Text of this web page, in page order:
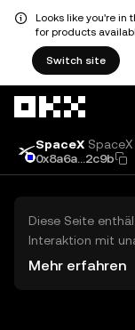
Looks like you're in
for products
Switch site
SpaceX SpaceX
0x8a6a...2c9b
Diese Seite
Interaktion mit
von Drittparteien.
Mehr erfahren